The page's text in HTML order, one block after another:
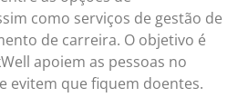
como serviços de gestão de
de carreira. O objetivo é
apoiem as pessoas no
evitem que fiquem doentes.